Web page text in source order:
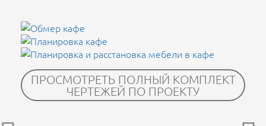
ПРОСМОТРЕТЬ ПОЛНЫЙ КОМПЛЕКТ
ЧЕРТЕЖЕЙ ПО ПРОЕКТУ